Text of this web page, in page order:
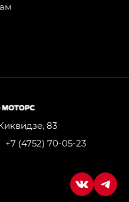
83
+7 (4752) 70-05-23